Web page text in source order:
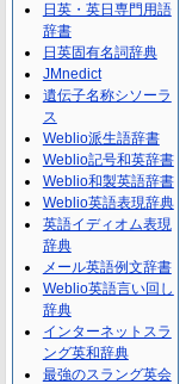
日英・英日専門用語
辞書
日英固有名詞辞典
JMnedict
遺伝子名称シソーラ
ス
Weblio派生語辞書
Weblio記号和英辞書
Weblio和製英語辞書
Weblio英語表現辞典
英語イディオム表現
辞典
メール英語例文辞書
Weblio英語言い回し
辞典
インターネットスラ
ング英和辞典
最強のスラング英会